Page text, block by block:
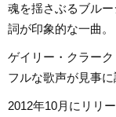
魂を揺さぶるブル
詞が印象的な一曲。
ゲイリー・クラー
フルな歌声が見事に
2012年10月にリリ